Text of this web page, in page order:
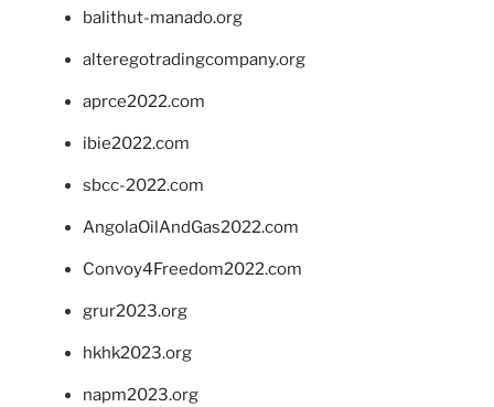
balithut-manado.org
alteregotradingcompany.org
aprce2022.com
ibie2022.com
sbcc-2022.com
AngolaOilAndGas2022.com
Convoy4Freedom2022.com
grur2023.org
hkhk2023.org
napm2023.org